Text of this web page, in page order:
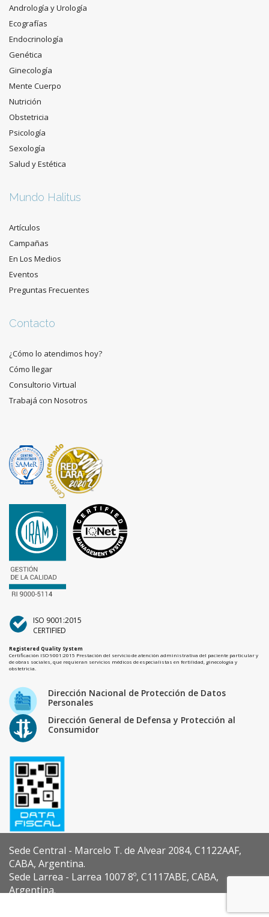
Andrología y Urología
Ecografías
Endocrinología
Genética
Ginecología
Mente Cuerpo
Nutrición
Obstetricia
Psicología
Sexología
Salud y Estética
Mundo Halitus
Artículos
Campañas
En Los Medios
Eventos
Preguntas Frecuentes
Contacto
¿Cómo lo atendimos hoy?
Cómo llegar
Consultorio Virtual
Trabajá con Nosotros
ISO 9001:2015
CERTIFIED
Registered Quality System
Certificación ISO 9001:2015 Prestación del servicio de atención administrativa del paciente particular y
de obras sociales, que requieran servicios médicos de especialistas en fertilidad, ginecología y
obstetricia.
Dirección Nacional de Protección de Datos
Personales
Dirección General de Defensa y Protección al
Consumidor
Sede Central - Marcelo T. de Alvear 2084, C1122AAF,
CABA, Argentina.
Sede Larrea - Larrea 1007 8º, C1117ABE, CABA,
Argentina.